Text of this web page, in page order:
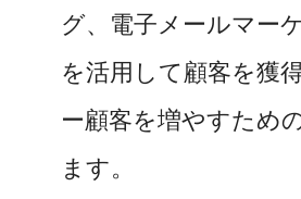
グ、電子メールマー
を活用して顧客を獲
ー顧客を増やすため
ます。